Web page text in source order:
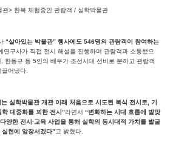
관> 한복 체험중인 관람객 / 실학박물관
“살아있는 박물관” 행사에도 546명의 관람객이 참여하는
연구사가 직접 전시 해설을 진행하며 관람객과 소통했으
한동규 등 5인의 배우가 조선시대 선비로 분하고 관람객
어냈다.
실학박물관 개관 이래 처음으로 시도된 복식 전시로, 기
대중화를 꾀한 전시”라면서 “변화하는 시대 흐름에 발맞
양한 전시·교육 사업을 통해 실학의 동시대적 가치를 발굴
현에 앞장서겠다”고 밝혔다.